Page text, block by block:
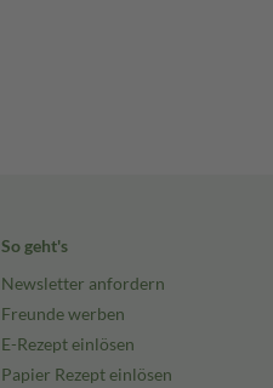
So geht's
Newsletter anfordern
Freunde werben
E-Rezept einlösen
Papier Rezept einlösen